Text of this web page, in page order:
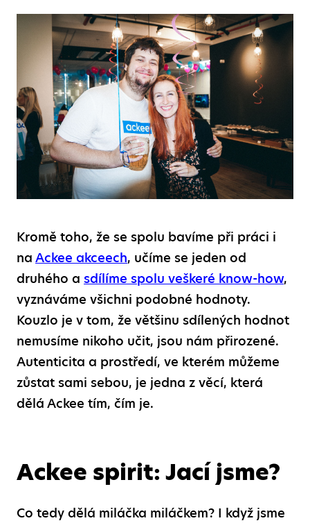
Kromě toho, že se spolu bavíme při práci i
na Ackee akceech, učíme se jeden od
druhého a sdílíme spolu veškeré know-how,
vyznáváme všichni podobné hodnoty.
Kouzlo je v tom, že většinu sdílených hodnot
nemusíme nikoho učit, jsou nám přirozené.
Autenticita a prostředí, ve kterém můžeme
zůstat sami sebou, je jedna z věcí, která
dělá Ackee tím, čím je.
Ackee spirit: Jací jsme?
Co tedy dělá miláčka miláčkem? I když jsme